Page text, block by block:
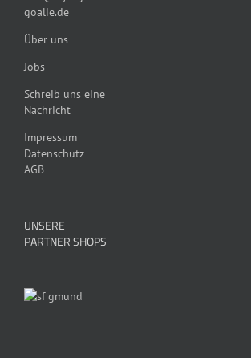
goalie.de
Über uns
Jobs
Schreib uns eine
Nachricht
Impressum
Datenschutz
AGB
UNSERE
PARTNER SHOPS